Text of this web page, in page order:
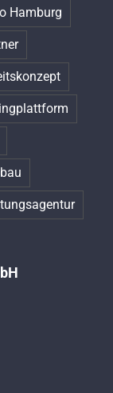
Hamburg